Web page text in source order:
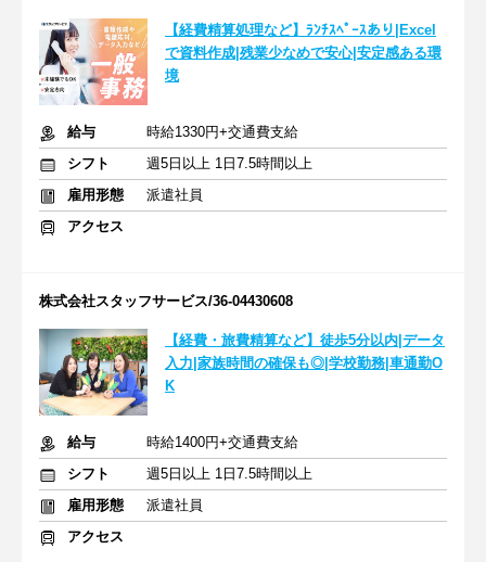
【経費精算処理など】ﾗﾝﾁｽﾍﾟｰｽあり|Excel
で資料作成|残業少なめで安心|安定感ある環
境
給与
時給1330円+交通費支給
シフト
週5日以上 1日7.5時間以上
雇用形態
派遣社員
アクセス
株式会社スタッフサービス/36-04430608
【経費・旅費精算など】徒歩5分以内|データ
入力|家族時間の確保も◎|学校勤務|車通勤O
K
給与
時給1400円+交通費支給
シフト
週5日以上 1日7.5時間以上
雇用形態
派遣社員
アクセス